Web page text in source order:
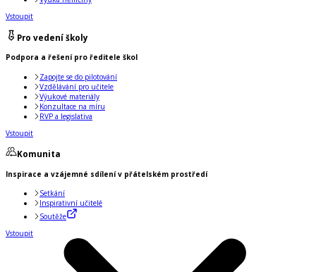
Vstoupit
Pro vedení školy
Podpora a řešení pro ředitele škol
Zapojte se do pilotování
Vzdělávání pro učitele
Výukové materiály
Konzultace na míru
RVP a legislativa
Vstoupit
Komunita
Inspirace a vzájemné sdílení v přátelském prostředí
Setkání
Inspirativní učitelé
Soutěže
Vstoupit